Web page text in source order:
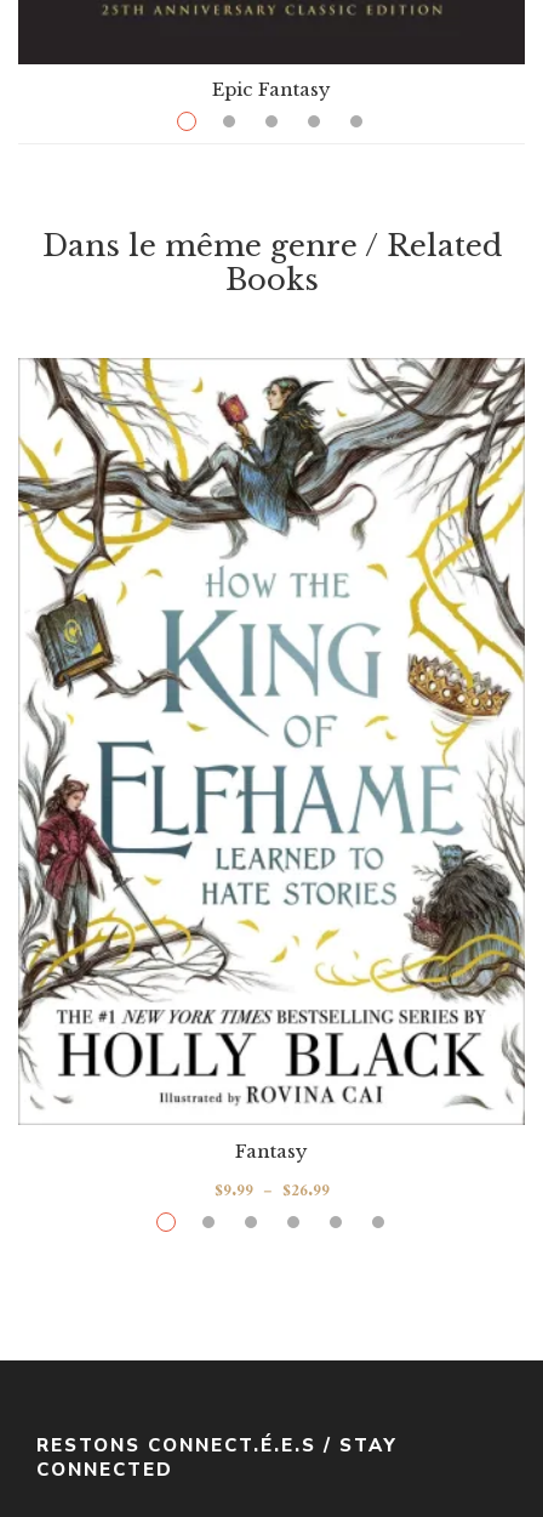
Epic Fantasy
24.99
Dans le même genre / Related
Books
How The King Of Elfhame Learned To
Fantasy
$9.99 – $26.99
RESTONS CONNECT.É.E.S / STAY
CONNECTED